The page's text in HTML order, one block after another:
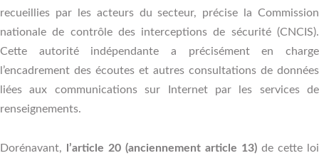
recueillies par les acteurs du secteur, précise la Commission
nationale de contrôle des interceptions de sécurité (CNCIS).
Cette autorité indépendante a précisément en charge
l’encadrement des écoutes et autres consultations de données
liées aux communications sur Internet par les services de
renseignements.
Dorénavant, l’article 20 (anciennement article 13) de cette loi